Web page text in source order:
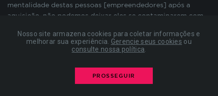
Nosso site armazena cookies para coletar informações e
melhorar sua experiência. Gerencie seus cookies ou
consulte nossa política
PROSSEGUIR
mentalidade destas pessoas [empreendedores] após a
aquisição, não podemos deixar eles se contaminarem com
aquisições de startups de inteligência artificial para garantir
que possamos ter um portfólio amplo de soluções e
Estes cookies são estabelecidos por nossos
compor um perfil sobre seus interesses e, a partir
disso, mostrar anúncios relevantes para você em
outros sites. As informações armazenadas são